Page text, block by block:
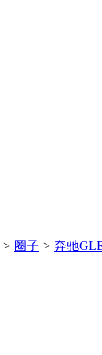
> 圈子 > 奔驰